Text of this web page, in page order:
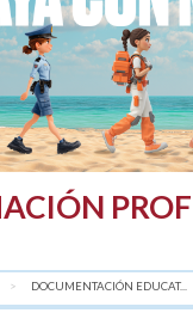
DOCUMENTACIÓN EDUCAT...